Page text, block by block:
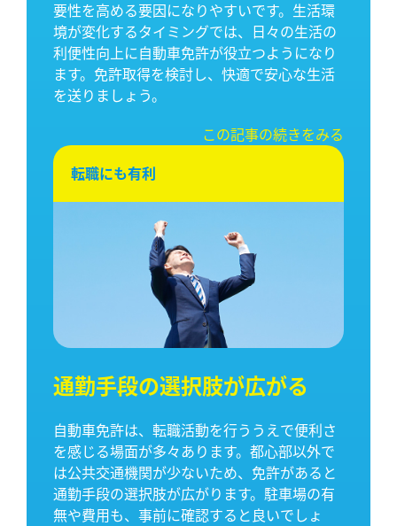
要性を高める要因になりやすいです。生活環
境が変化するタイミングでは、日々の生活の
利便性向上に自動車免許が役立つようになり
ます。免許取得を検討し、快適で安心な生活
を送りましょう。
この記事の続きをみる
転職にも有利
通勤手段の選択肢が広がる
自動車免許は、転職活動を行ううえで便利さ
を感じる場面が多々あります。都心部以外で
は公共交通機関が少ないため、免許があると
通勤手段の選択肢が広がります。駐車場の有
無や費用も、事前に確認すると良いでしょ